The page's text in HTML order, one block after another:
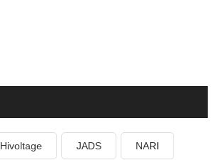
Hivoltage JADS NARI